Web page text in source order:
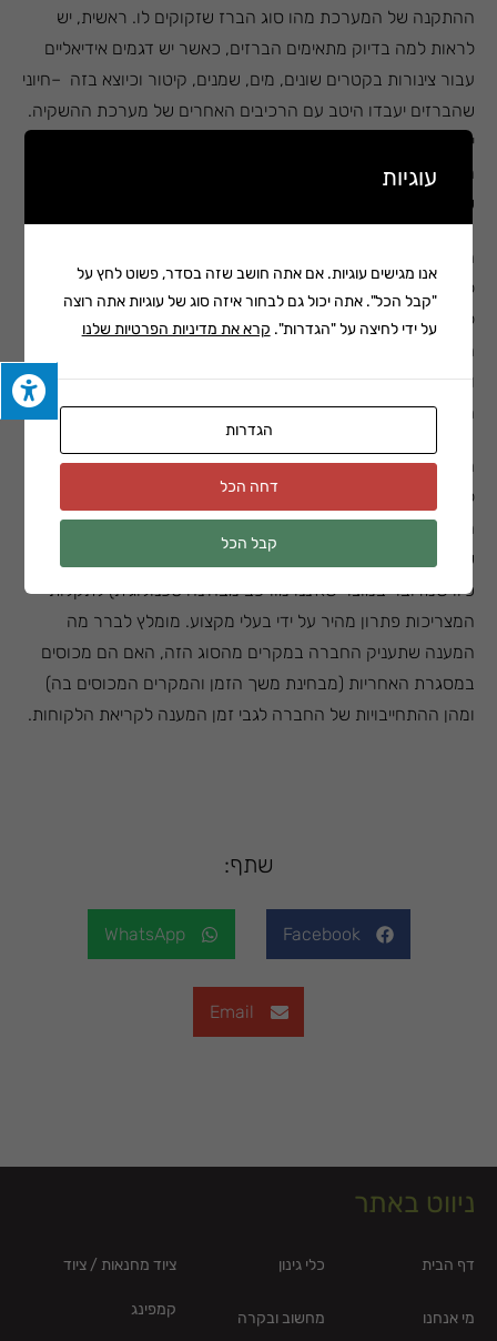
ההתקנה של המערכת מהו סוג הברז שזקוקים לו. ראשית, יש
לראות למה בדיוק מתאימים הברזים, כאשר יש דגמים אידיאליים
עבור צינורות בקטרים שונים, מים, שמנים, קיטור וכיוצא בזה –חיוני
שהברזים יעבדו היטב עם הרכיבים האחרים של מערכת ההשקיה.
יש לראות בהמשך לכך מהי הטמפרטורה המקסימלית של הברזים
החשמליים, באיזה לחץ הם יכולים לעמוד ומהי שיטת ההפעלה
שלהם.
הבעיה היא שהנתונים הטכניים האלה אינם אמורים להגיד יותר מדי
למי שאינו בא מהתחום, גם אם יש לו גינה וידע בסיסי יחסית לגביה.
לכן, המלצה מועילה מאוד היא לפנות לגורמים הפועלים בתחום
המקצועי הזה לקבלת ייעוץ והכוונה, תוך "תרגום" מאפייני הגינה
וצורכי ההשקיה שלה לכדי פרמטרים מובחנים של מערכת
ההשקיה ושל הברזים המהווים חלק ממנה.
חשוב לשים לב לא רק לסוג הברזים החשמליים שבוחרים, אלא גם
לזהות החברה שעומדת מאחוריהם: הן החברה המייצרת והן
החברה המשווקת והמתקינה את המערכות הללו. הסיבה היא
שכמו כל מכשיר טכנולוגי, גם כאן קיים תמיד סיכוי (לא גבוה מדי
כיוו שמדובר במוצר שאיננו מורכב מבחינה טכנולוגית) לתקלות
המצריכות פתרון מהיר על ידי בעלי מקצוע. מומלץ לברר מה
המענה שתעניק החברה במקרים מהסוג הזה, האם הם מכוסים
במסגרת האחריות (מבחינת משך הזמן והמקרים המכוסים בה)
ומהן ההתחייבויות של החברה לגבי זמן המענה לקריאת הלקוחות.
שתף:
Facebook
WhatsApp
Email
ניווט באתר
דף הבית
מי אנחנו
כלי גינון
מחשוב ובקרה
ציוד מחנאות / ציוד
קמפינג
עוגיות
אנו מגישים עוגיות. אם אתה חושב שזה בסדר, פשוט לחץ על
"קבל הכל". אתה יכול גם לבחור איזה סוג של עוגיות אתה רוצה
על ידי לחיצה על "הגדרות". קרא את מדיניות הפרטיות שלנו
הגדרות
דחה הכל
קבל הכל